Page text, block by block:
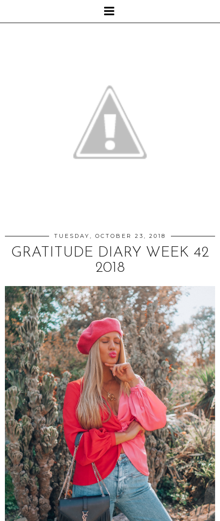
TUESDAY, OCTOBER 23, 2018
GRATITUDE DIARY WEEK 42
2018